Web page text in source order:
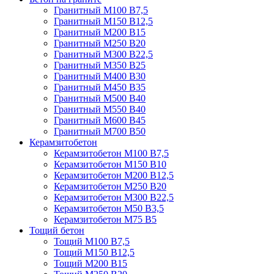
Гранитный М100 В7,5
Гранитный М150 В12,5
Гранитный М200 В15
Гранитный М250 В20
Гранитный М300 В22,5
Гранитный М350 В25
Гранитный М400 В30
Гранитный М450 В35
Гранитный М500 В40
Гранитный М550 В40
Гранитный М600 В45
Гранитный М700 В50
Керамзитобетон
Керамзитобетон М100 В7,5
Керамзитобетон М150 В10
Керамзитобетон М200 В12,5
Керамзитобетон М250 В20
Керамзитобетон М300 В22,5
Керамзитобетон М50 В3,5
Керамзитобетон М75 В5
Тощий бетон
Тощий М100 В7,5
Тощий М150 В12,5
Тощий М200 В15